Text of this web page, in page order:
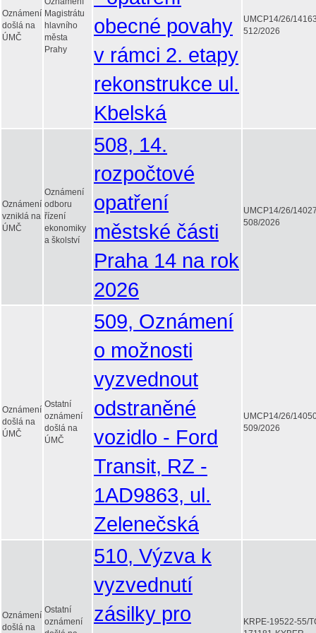
Oznámení
došlá na
ÚMČ
Magistrátu
hlavního
města
Prahy
obecné povahy
v rámci 2. etapy
rekonstrukce ul.
Kbelská
UMCP14/26/
512/2026
Oznámení
vzniklá na
ÚMČ
Oznámení
odboru
řízení
ekonomiky
a školství
508, 14.
rozpočtové
opatření
městské části
Praha 14 na rok
2026
UMCP14/26/
508/2026
Oznámení
došlá na
ÚMČ
Ostatní
oznámení
došlá na
ÚMČ
509, Oznámení
o možnosti
vyzvednout
odstraněné
vozidlo - Ford
Transit, RZ -
1AD9863, ul.
Zelenečská
UMCP14/26/
509/2026
Oznámení
došlá na
Ostatní
oznámení
510, Výzva k
vyzvednutí
zásilky pro
KRPE-19522-55/